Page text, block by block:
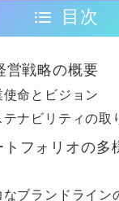
目次
営戦略の概要
使命とビジョン
テナビリティの取
トフォリオの多
なブランドライン